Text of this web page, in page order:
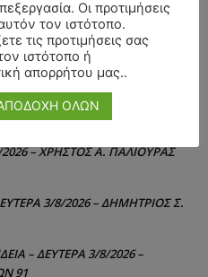
25/7/2026 –
2026 – ΧΡΗΣΤΟΣ Α. ΠΑΛΙΟΥΡΑΣ
3/8/2026 – ΔΗΜΗΤΡΙΟΣ Σ.
– ΔΕΥΤΕΡΑ 3/8/2026 –
91
Οι προτιμήσεις
τον ιστότοπο.
τις προτιμήσεις σας
ιστότοπο ή
απορρήτου μας..
ΟΛΩΝ